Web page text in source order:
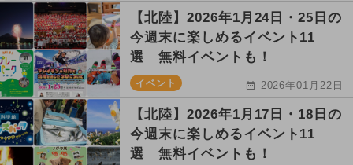
【北陸】2026年1月24日・25日の
今週末に楽しめるイベント11
選 無料イベントも！
イベント 2026年01月22日
【北陸】2026年1月17日・18日の
今週末に楽しめるイベント11
選 無料イベントも！